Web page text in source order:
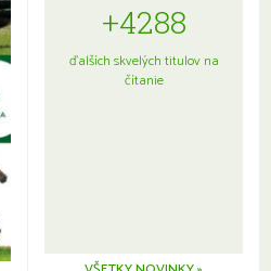
+4288
ďalších skvelých titulov na
čítanie